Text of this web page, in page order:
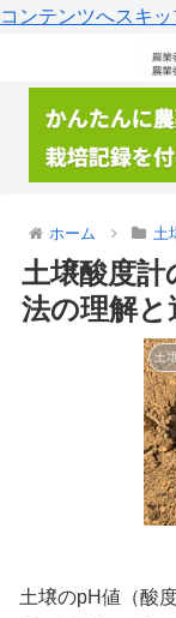
コンテンツへスキッ
ホーム 土
土壌酸度計
法の理解
土
土壌のpH値（酸